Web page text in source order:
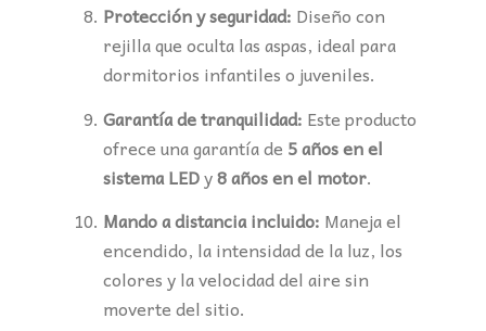
Protección y seguridad: Diseño con
rejilla que oculta las aspas, ideal para
dormitorios infantiles o juveniles.
Garantía de tranquilidad: Este producto
ofrece una garantía de 5 años en el
sistema LEDy8 años en el motor.
Mando a distancia incluido: Maneja el
encendido, la intensidad de la luz, los
colores y la velocidad del aire sin
moverte del sitio.